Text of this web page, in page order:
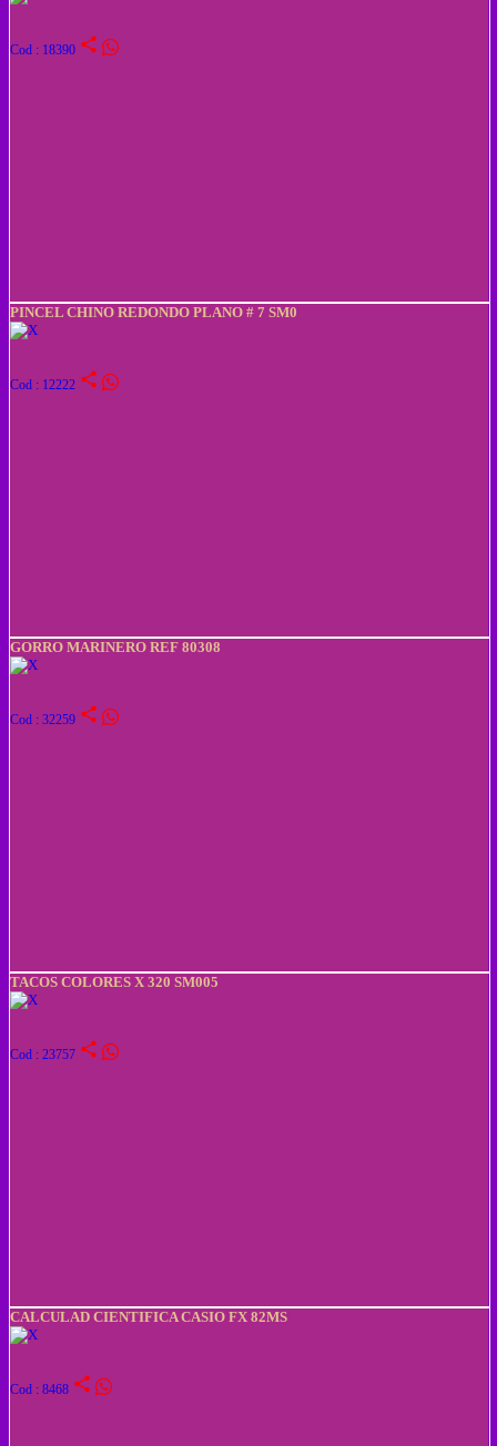
Cod : 18390 share
PINCEL CHINO REDONDO PLANO # 7 SM0
Cod : 12222 share
GORRO MARINERO REF 80308
Cod : 32259 share
TACOS COLORES X 320 SM005
Cod : 23757 share
CALCULAD CIENTIFICA CASIO FX 82MS
Cod : 8468 share